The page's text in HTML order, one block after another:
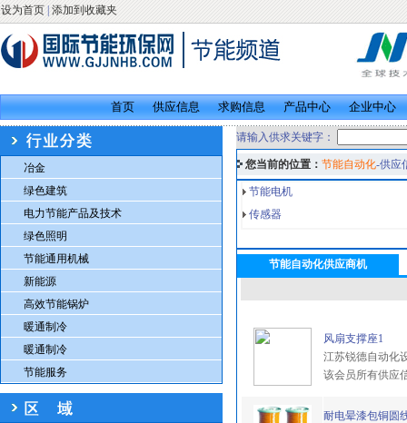
设为首页 添加到收藏夹
首页 供应信息 求购信息 产品中心 企业中心
冶金
绿色建筑
电力节能产品及技术
绿色照明
节能通用机械
新能源
高效节能锅炉
暖通制冷
暖通制冷
节能服务
请输入供求关键字：
您当前的位置： 节能自动化-供应
节能电机
传感器
节能自动化供应商机
风扇支撑座1
江苏锐德自动化
该会员所有供应
耐电晕漆包铜圆